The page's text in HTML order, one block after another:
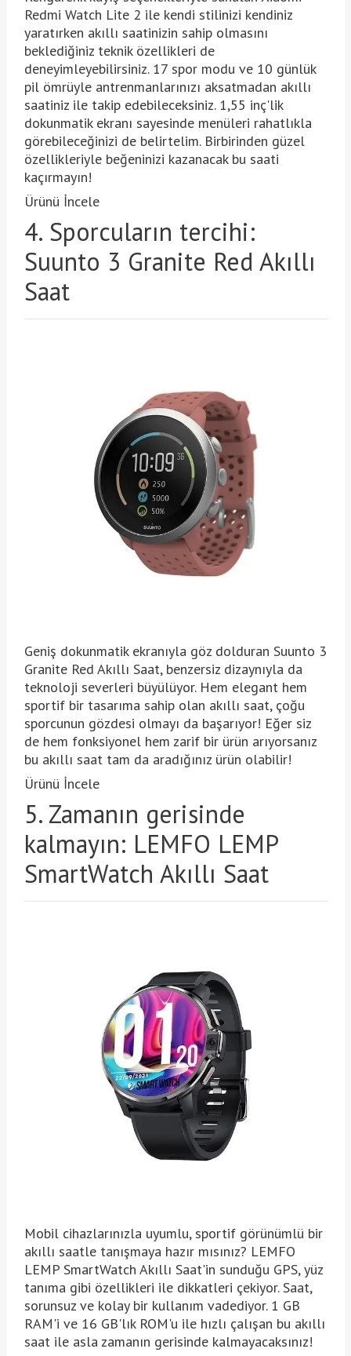
Redmi Watch Lite 2 ile kendi stilinizi kendiniz
yaratırken akıllı saatinizin sahip olmasını
beklediğiniz teknik özellikleri de
deneyimleyebilirsiniz. 17 spor modu ve 10 günlük
pil ömrüyle antrenmanlarınızı aksatmadan akıllı
saatiniz ile takip edebileceksiniz. 1,55 inç'lik
dokunmatik ekranı sayesinde menüleri rahatlıkla
görebileceğinizi de belirtelim. Birbirinden güzel
özellikleriyle beğeninizi kazanacak bu saati
kaçırmayın!
Ürünü İncele
4. Sporcuların tercihi:
Suunto 3 Granite Red Akıllı
Saat
Geniş dokunmatik ekranıyla göz dolduran Suunto 3
Granite Red Akıllı Saat, benzersiz dizaynıyla da
teknoloji severleri büyülüyor. Hem elegant hem
sportif bir tasarıma sahip olan akıllı saat, çoğu
sporcunun gözdesi olmayı da başarıyor! Eğer siz
de hem fonksiyonel hem zarif bir ürün arıyorsanız
bu akıllı saat tam da aradığınız ürün olabilir!
Ürünü İncele
5. Zamanın gerisinde
kalmayın: LEMFO LEMP
SmartWatch Akıllı Saat
Mobil cihazlarınızla uyumlu, sportif görünümlü bir
akıllı saatle tanışmaya hazır mısınız? LEMFO
LEMP SmartWatch Akıllı Saat'in sunduğu GPS, yüz
tanıma gibi özellikleri ile dikkatleri çekiyor. Saat,
sorunsuz ve kolay bir kullanım vadediyor. 1 GB
RAM'i ve 16 GB'lık ROM'u ile hızlı çalışan bu akıllı
saat ile asla zamanın gerisinde kalmayacaksınız!